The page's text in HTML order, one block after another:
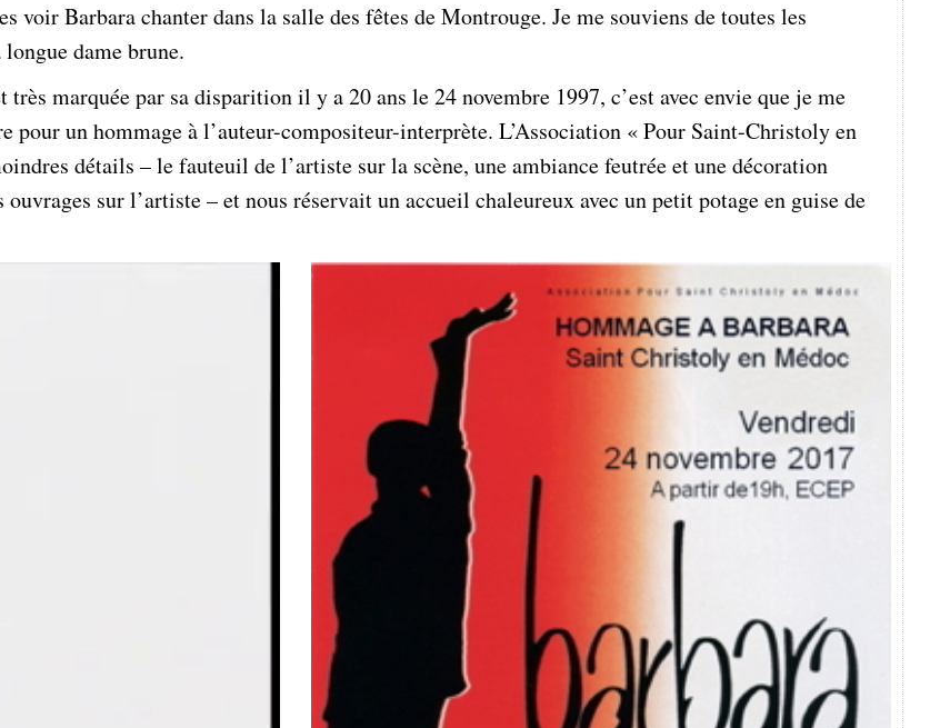
voir Barbara chanter dans la salle des fêtes de Montrouge. Je me souviens de toutes les
dame brune.
marquée par sa disparition il y a 20 ans le 24 novembre 1997, c’est avec envie que je me
un hommage à l’auteur-compositeur-interprète. L’Association « Pour Saint-Christoly en
détails – le fauteuil de l’artiste sur la scène, une ambiance feutrée et une décoration
sur l’artiste – et nous réservait un accueil chaleureux avec un petit potage en guise de